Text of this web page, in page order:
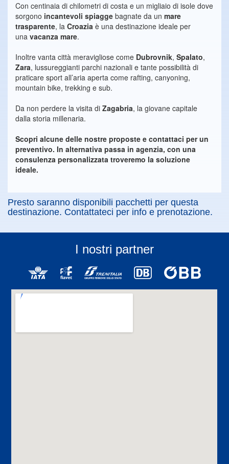
Con centinaia di chilometri di costa e un migliaio di isole dove
sorgono incantevoli spiagge bagnate da un mare
trasparente, la Croazia è una destinazione ideale per
una vacanza mare.
Inoltre vanta città meravigliose come Dubrovnik, Spalato,
Zara, lussureggianti parchi nazionali e tante possibilità di
praticare sport all’aria aperta come rafting, canyoning,
mountain bike, trekking e sub.
Da non perdere la visita di Zagabria, la giovane capitale
dalla storia millenaria.
Scopri alcune delle nostre proposte e contattaci per un
preventivo. In alternativa passa in agenzia, con una
consulenza personalizzata troveremo la soluzione
ideale.
Presto saranno disponibili pacchetti per questa
destinazione. Contattateci per info e prenotazione.
I nostri partner